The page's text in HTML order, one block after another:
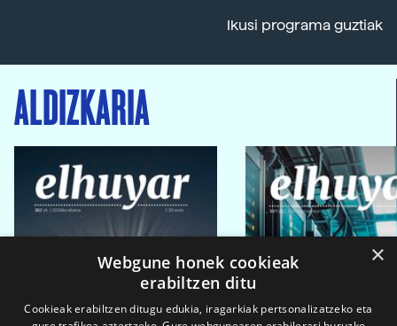
Ikusi programa guztiak
ALDIZKARIA
×
Webgune honek cookieak
erabiltzen ditu
Cookieak erabiltzen ditugu edukia, iragarkiak pertsonalizatzeko eta